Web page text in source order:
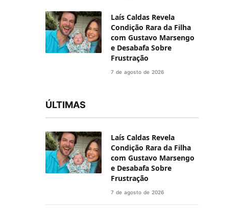
Laís Caldas Revela
Condição Rara da Filha
com Gustavo Marsengo
e Desabafa Sobre
Frustração
7 de agosto de 2026
ÚLTIMAS
Laís Caldas Revela
Condição Rara da Filha
com Gustavo Marsengo
e Desabafa Sobre
Frustração
7 de agosto de 2026